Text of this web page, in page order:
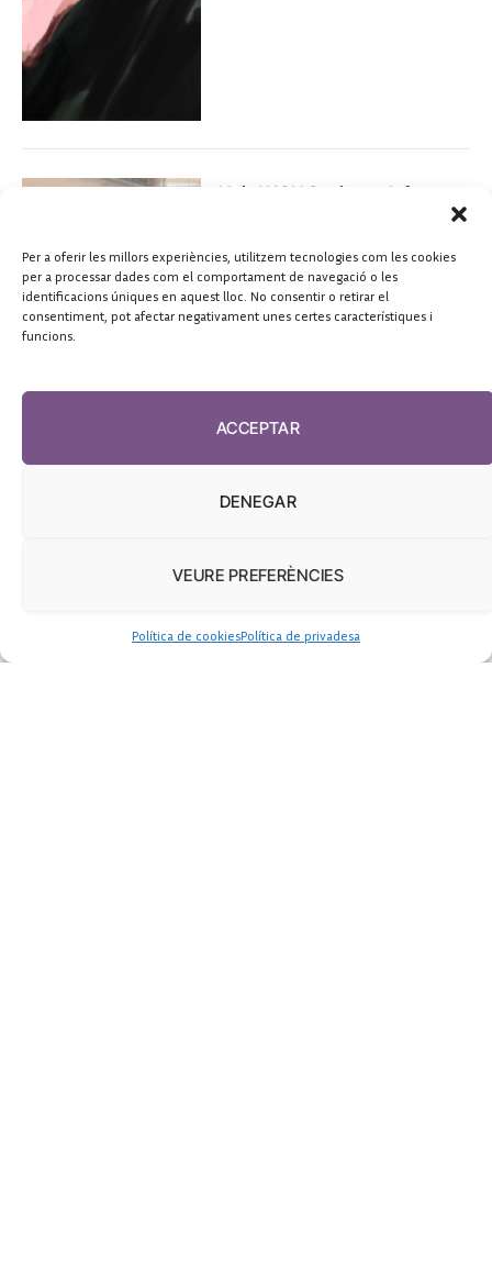
Per a oferir les millors experiències, utilitzem tecnologies com les cookies
per a processar dades com el comportament de navegació o les
identificacions úniques en aquest lloc. No consentir o retirar el
consentiment, pot afectar negativament unes certes característiques i
funcions.
ACCEPTAR
DENEGAR
VEURE PREFERÈNCIES
Política de cookiesPolítica de privadesa
Neix WGH Spain en defensa
d’una salut global, feminista i
Ana Basanta diciembre 19, 2022